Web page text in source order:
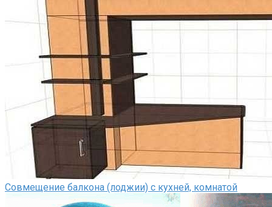
Совмещение балкона (лоджии) с кухней, комнатой